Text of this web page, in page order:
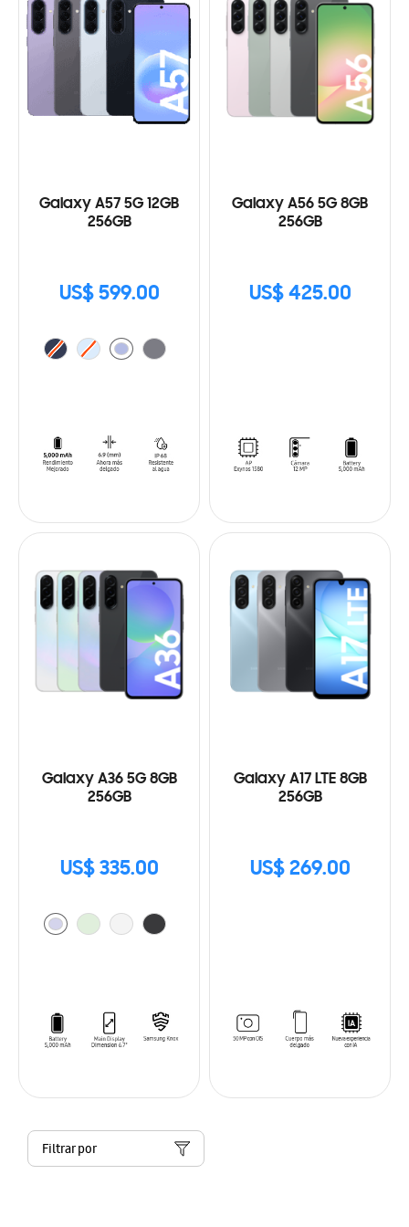
Galaxy A57 5G 12GB
256GB
US$ 599.00
Galaxy A56 5G 8GB
256GB
US$ 425.00
Galaxy A36 5G 8GB
256GB
US$ 335.00
Galaxy A17 LTE 8GB
256GB
US$ 269.00
Filtrar por